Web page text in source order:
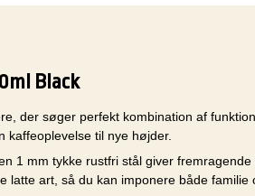
Black
der søger perfekt kombination af
kaffeoplevelse til nye højder.
1 mm tykke rustfri stål giver
art, så du kan imponere både familie